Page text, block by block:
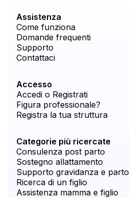
Assistenza
Come funziona
Domande frequenti
Supporto
Contattaci
Accesso
Accedi o Registrati
Figura professionale?
Registra la tua struttura
Categorie più ricercate
Consulenza post parto
Sostegno allattamento
Supporto gravidanza e parto
Ricerca di un figlio
Assistenza mamma e figlio